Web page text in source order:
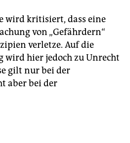
wird kritisiert, dass eine
von „Gefährdern“
verletze. Auf die
wird hier jedoch zu Unrecht
gilt nur bei der
aber bei der